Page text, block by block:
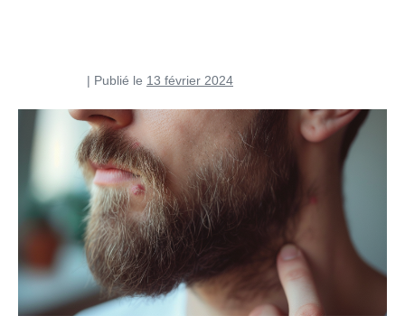
| Publié le 13 février 2024